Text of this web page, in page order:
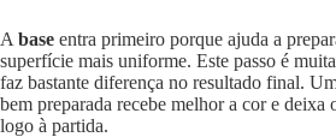
A base entra primeiro porque ajuda a
superfície mais uniforme. Este passo é
faz bastante diferença no resultado final.
bem preparada recebe melhor a cor e deixa
logo à partida.